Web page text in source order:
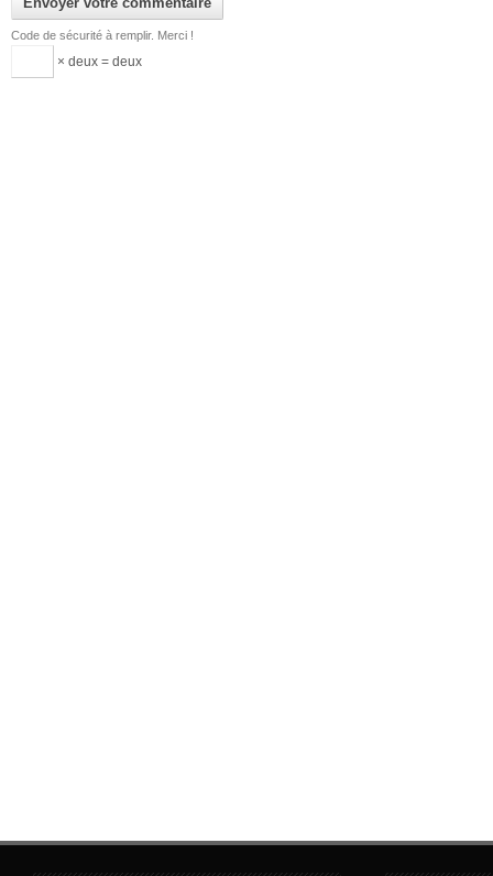
Code de sécurité à remplir. Merci !
× deux = deux